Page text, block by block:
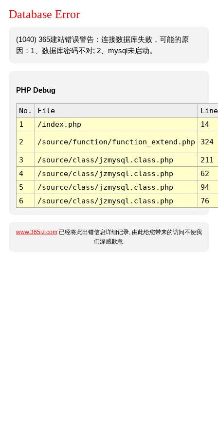
Database Error
(1040) 365建站错误警告：连接数据库失败，可能的原
因：1、数据库密码不对; 2、mysql未启动。
PHP Debug
No. File
Line
1
/index.php 14
2 /source/function/function_extend.php 324
3 /source/class/jzmysql.class.php
211
4
/source/class/jzmysql.class.php
62
5
/source/class/jzmysql.class.php
94
6
/source/class/jzmysql.class.php 76
www.365jz.com 已经将此出错信息详细记录, 由此给您带来的访问不便我
们深感歉意.